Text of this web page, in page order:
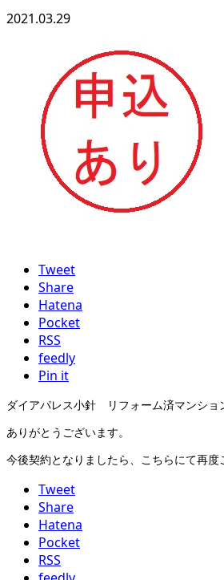
2021.03.29
Tweet
Share
Hatena
Pocket
RSS
feedly
Pin it
ダイアパレス小針 リフォーム済マンショ
ありがとうございます。
今後契約となりましたら、こちらにて再度
Tweet
Share
Hatena
Pocket
RSS